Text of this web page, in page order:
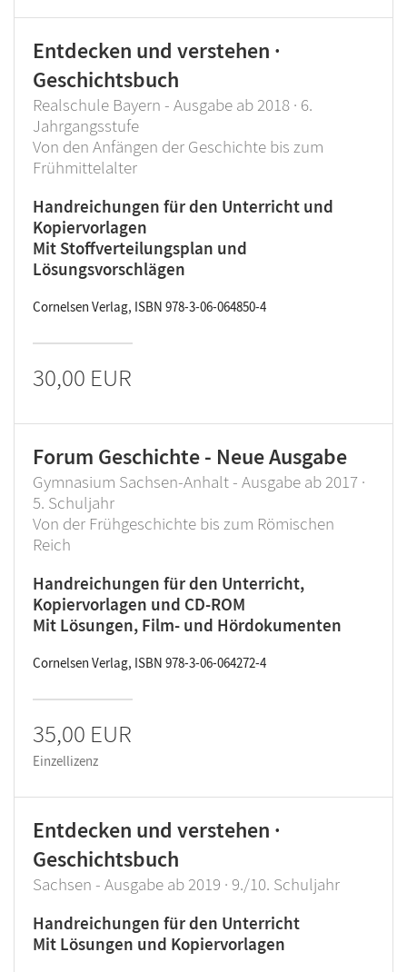
Entdecken und verstehen ·
Geschichtsbuch
Realschule Bayern - Ausgabe ab 2018 · 6.
Jahrgangsstufe
Von den Anfängen der Geschichte bis zum
Frühmittelalter
Handreichungen für den Unterricht und
Kopiervorlagen
Mit Stoffverteilungsplan und
Lösungsvorschlägen
Cornelsen Verlag, ISBN 978-3-06-064850-4
30,00 EUR
Forum Geschichte - Neue Ausgabe
Gymnasium Sachsen-Anhalt - Ausgabe ab 2017 ·
5. Schuljahr
Von der Frühgeschichte bis zum Römischen
Reich
Handreichungen für den Unterricht,
Kopiervorlagen und CD-ROM
Mit Lösungen, Film- und Hördokumenten
Cornelsen Verlag, ISBN 978-3-06-064272-4
35,00 EUR
Einzellizenz
Entdecken und verstehen ·
Geschichtsbuch
Sachsen - Ausgabe ab 2019 · 9./10. Schuljahr
Handreichungen für den Unterricht
Mit Lösungen und Kopiervorlagen